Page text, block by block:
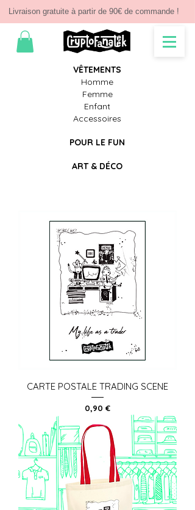
Livraison gratuite à partir de 90€ de commande !
VÊTEMENTS
Homme
Femme
Enfant
Accessoires
POUR LE FUN
ART & DÉCO
CARTE POSTALE TRADING SCENE
Prix
0,90 €